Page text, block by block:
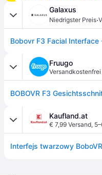
Galaxus
Niedrigster Preis·
Fruugo
Versandkostenfrei
Kaufland.at
€ 7,99 Versand,